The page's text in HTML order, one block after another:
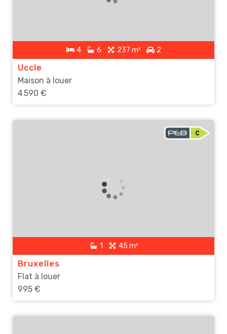
4 6 237 m² 2
Uccle
Maison à louer
4 590 €
1 45 m²
Bruxelles
Flat à louer
995 €